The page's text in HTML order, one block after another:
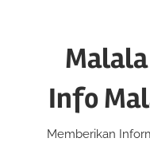
Info
Memberikan